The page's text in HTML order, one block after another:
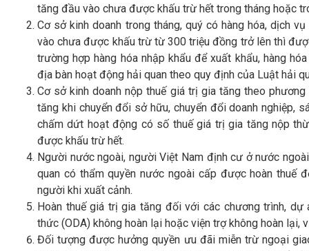
tăng đầu vào chưa được khấu trừ hết trong tháng hoặc
Cơ sở kinh doanh trong tháng, quý có hàng hóa, dịch
vào chưa được khấu trừ từ 300 triệu đồng trở lên thì
trường hợp hàng hóa nhập khẩu để xuất khẩu, hàng
địa bàn hoạt động hải quan theo quy định của Luật hải
Cơ sở kinh doanh nộp thuế giá trị gia tăng theo
tăng khi chuyển đổi sở hữu, chuyển đổi doanh nghiệp,
chấm dứt hoạt động có số thuế giá trị gia tăng nộp
được khấu trừ hết.
Người nước ngoài, người Việt Nam định cư ở nước
quan có thẩm quyền nước ngoài cấp được hoàn thuế
người khi xuất cảnh.
Hoàn thuế giá trị gia tăng đối với các chương trình,
thức (ODA) không hoàn lại hoặc viện trợ không hoàn lại,
Đối tượng được hưởng quyền ưu đãi miễn trừ ngoại